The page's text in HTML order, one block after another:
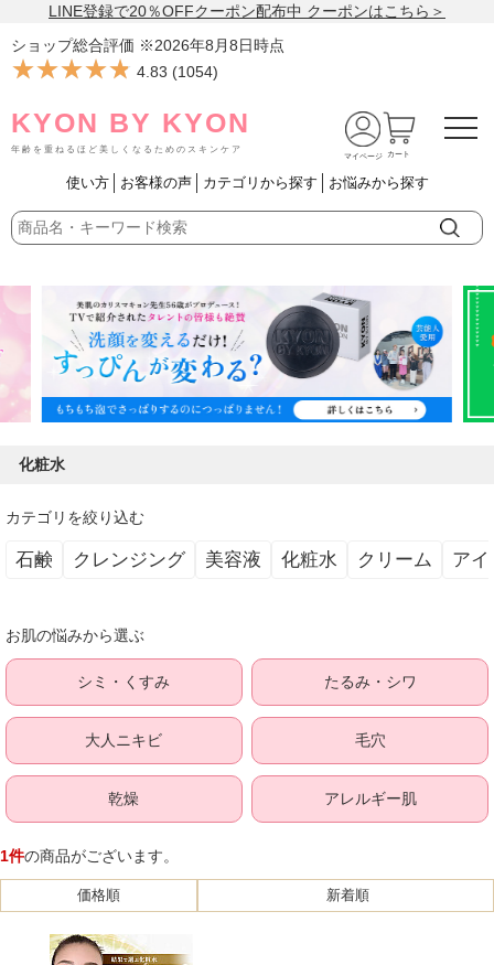
LINE登録で20％OFFクーポン配布中 クーポンはこちら＞
ショップ総合評価 ※2026年8月8日時点
★★★★★
★★★★★ 4.83 (1054)
KYON BY KYON
年齢を重ねるほど美しくなるためのスキンケア
マイページ カート
使い方 お客様の声 カテゴリから探す お悩みから探す
化粧水
カテゴリを絞り込む
石鹸 クレンジング 美容液 化粧水 クリーム ア
お肌の悩みから選ぶ
シミ・くすみ たるみ・シワ
大人ニキビ 毛穴
乾燥 アレルギー肌
1件の商品がございます。
価格順 新着順